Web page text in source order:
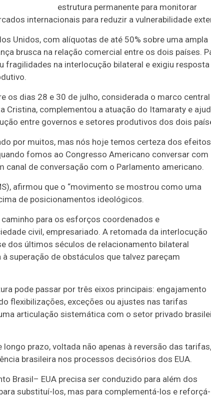
estrutura permanente para monitorar
internacionais para reduzir a vulnerabilidade
Unidos, com alíquotas de até 50% sobre uma ampla
brusca na relação comercial entre os dois países.
fragilidades na interlocução bilateral e exigiu resposta
os dias 28 e 30 de julho, considerada o marco
Cristina, complementou a atuação do Itamaraty e
entre governos e setores produtivos dos dois
por muitos, mas nós hoje temos certeza dos efeitos
fomos ao Congresso Americano conversar com
de conversação com o Parlamento americano.
afirmou que o “movimento se mostrou como uma
de posicionamentos ideológicos.
para os esforços coordenados e
civil, empresariado. A retomada da interlocução
dos últimos séculos de relacionamento bilateral
superação de obstáculos que talvez pareçam
pode passar por três eixos principais: engajamento
flexibilizações, exceções ou ajustes nas tarifas
articulação sistemática com o setor privado
prazo, voltada não apenas à reversão das tarifas,
brasileira nos processos decisórios dos EUA.
Brasil– EUA precisa ser conduzido para além dos
substituí-los, mas para complementá-los e